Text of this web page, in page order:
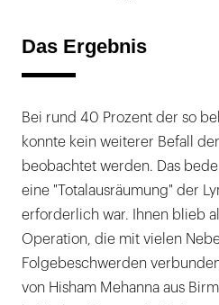
Das Ergebnis
Bei rund 40 Prozent der so
konnte kein weiterer Befall
beobachtet werden. Das
eine "Totalausräumung" der
erforderlich war. Ihnen blieb
Operation, die mit vielen
Folgebeschwerden
von Hisham Mehanna aus